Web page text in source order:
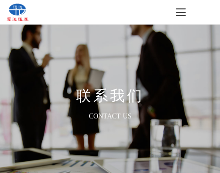
联系我们
CONTACT US